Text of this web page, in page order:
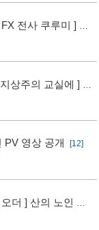
전사 쿠루미 ] PV
상주의 교실에 ] 블
PV 영상 공개 [12]
더 ] 산의 노인 신